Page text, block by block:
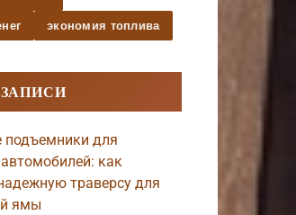
экономия топлива
подъемники для
как
траверсу для
ямы